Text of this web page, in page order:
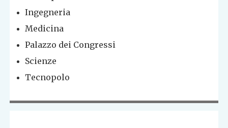
Ingegneria
Medicina
Palazzo dei Congressi
Scienze
Tecnopolo